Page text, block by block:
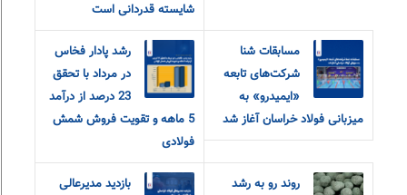
شایسته قدردانی است
مسابقات شنا
شرکت‌های تابعه
«ایمیدرو» به
میزبانی فولاد خراسان آغاز شد
رشد پادار فخاس
در مرداد با تحقق
23 درصد از درآمد
5 ماهه و تقویت فروش شمش
فولادی
روند رو به رشد بازدید مدیرعالی